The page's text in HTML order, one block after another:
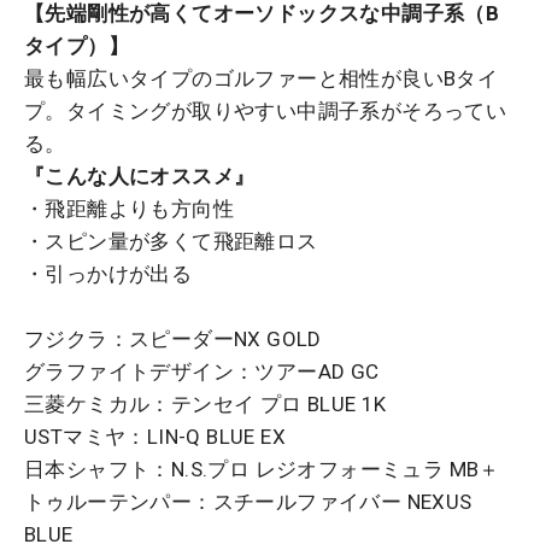
【先端剛性が高くてオーソドックスな中調子系（B
タイプ）】
最も幅広いタイプのゴルファーと相性が良いBタイ
プ。タイミングが取りやすい中調子系がそろってい
る。
『こんな人にオススメ』
・飛距離よりも方向性
・スピン量が多くて飛距離ロス
・引っかけが出る
フジクラ：スピーダーNX GOLD
グラファイトデザイン：ツアーAD GC
三菱ケミカル：テンセイ プロ BLUE 1K
USTマミヤ：LIN-Q BLUE EX
日本シャフト：N.S.プロ レジオフォーミュラ MB＋
トゥルーテンパー：スチールファイバー NEXUS
BLUE